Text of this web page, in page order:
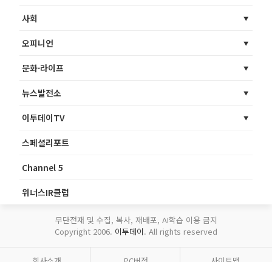
사회
오피니언
문화·라이프
뉴스발전소
이투데이TV
스페셜리포트
Channel 5
위너스IR클럽
무단전재 및 수집, 복사, 재배포, AI학습 이용 금지
Copyright 2006. 이투데이. All rights reserved